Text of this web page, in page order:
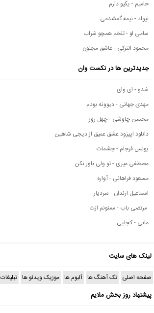
حامیم - یکیو دارم
نیواد - نیمه گمشدمی
سامی لو - تلخم همچو شراب
محمود التركي - عاشق مجنون
جدیدترین ها در نکست وان
شدو - ای وای
مهدی جهانی - دیوونه بودم
محسن چاوشی - چهل روز
دانلود اپیزود عشق عمیق از دیجی شاهین
یونس فرجام - چشمات
مصطفی میری - تو ولی باور نکن
مسعود فراهانی - آواره
اسماعیل ارندان - سردیار
مرتضی باب - ممنونم ازت
مانی - کجایی
لینک های سایت
صفحه اصلی تک آهنگ ها آلبوم ها موزیک ویدئو ها تبلیغات
پیشنهاد روز بخش ملایم